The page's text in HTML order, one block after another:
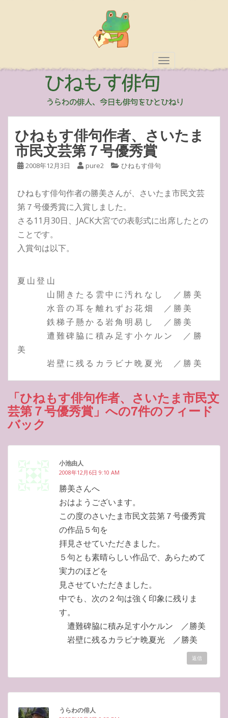
TOGGLE
ひねもす俳句作者、さいたま
市民文芸第７号優秀賞
2008年12月3日 pure2 ひねもす俳句
ひねもす俳句作者の勝美さんが、さいたま市民文芸
第７号優秀賞に入賞しました。
さる11月30日、JACK大宮での表彰式に出席したとの
ことです。
入賞句は以下。
夏山登山
山開きたる雲中に汚れなし ／勝美
水音の耳を離れずお花畑 ／勝美
鉄梯子懸かる岩角明易し ／勝美
遭難碑脇に積み足す小ケルン ／勝
美
岩壁に残るカラビナ晩夏光 ／勝美
「ひねもす俳句作者、さいたま市民文
芸第７号優秀賞」への7件のフィード
バック
小池由人
2008年12月6日 9:10 AM
勝美さんへ
おはようございます。
この度のさいたま市民文芸第７号優秀賞
の作品５句を
拝見させていただきました。
５句とも素晴らしい作品で、あらためて
実力のほどを
見させていただきました。
中でも、次の２句は強く印象に残りま
す。
遭難碑脇に積み足す小ケルン ／勝美
岩壁に残るカラビナ晩夏光 ／勝美
返信
うらわの俳人